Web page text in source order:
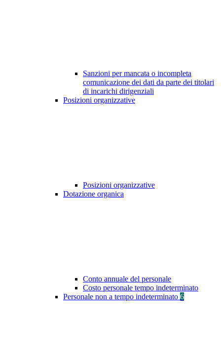
Sanzioni per mancata o incompleta
comunicazione dei dati da parte dei titolari
di incarichi dirigenziali
Posizioni organizzative
Posizioni organizzative
Dotazione organica
Conto annuale del personale
Costo personale tempo indeterminato
Personale non a tempo indeterminato 6